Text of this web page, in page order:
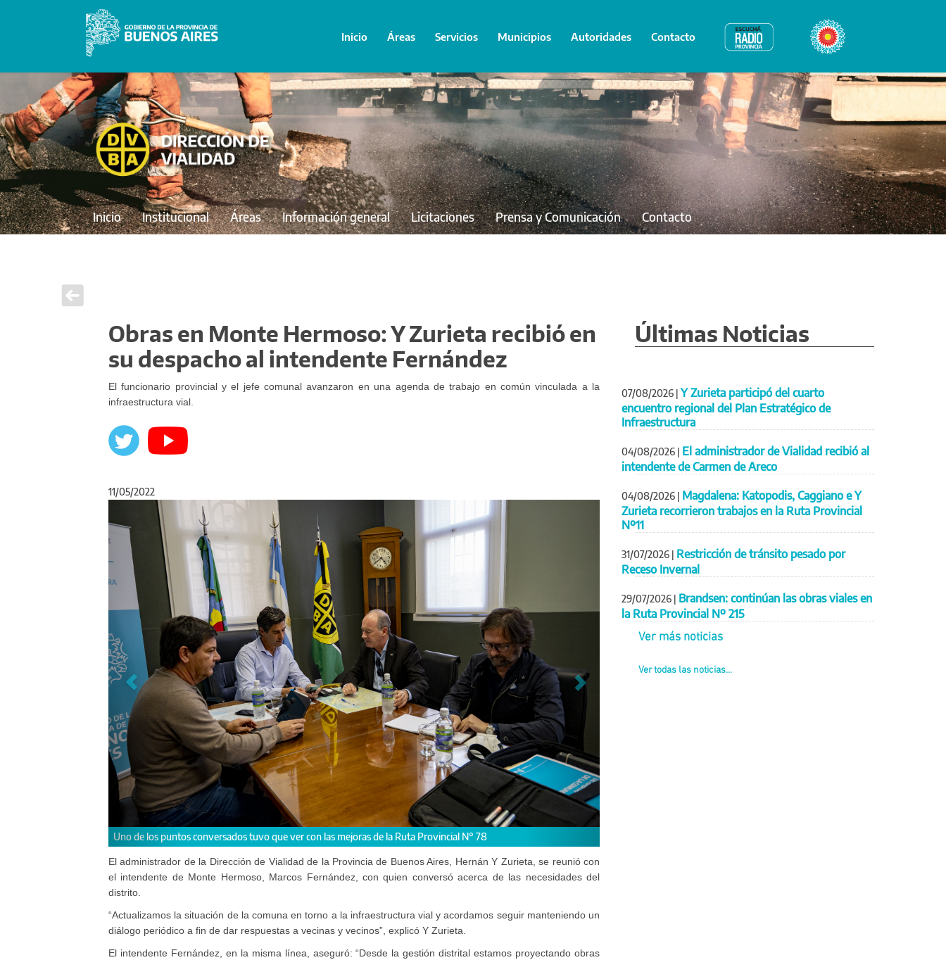
Inicio Áreas Servicios Municipios Autoridades Contacto Radio Provincia Bicentenario
Inicio Institucional Áreas Información general Licitaciones Prensa y Comunicación Contacto
Obras en Monte Hermoso: Y Zurieta recibió en
su despacho al intendente Fernández
El funcionario provincial y el jefe comunal avanzaron en una agenda de trabajo en común vinculada a la
infraestructura vial.
11/05/2022
Funcionarios y equipo técnico de Vialidad durante la mesa de trabajo.
Anterior Siguiente
El administrador de la Dirección de Vialidad de la Provincia de Buenos Aires, Hernán Y Zurieta, se reunió con
el intendente de Monte Hermoso, Marcos Fernández, con quien conversó acerca de las necesidades del
distrito.
“Actualizamos la situación de la comuna en torno a la infraestructura vial y acordamos seguir manteniendo un
diálogo periódico a fin de dar respuestas a vecinas y vecinos”, explicó Y Zurieta.
El intendente Fernández, en la misma línea, aseguró: “Desde la gestión distrital estamos proyectando obras
Últimas Noticias
07/08/2026 | Y Zurieta participó del cuarto
encuentro regional del Plan Estratégico de
Infraestructura
04/08/2026 | El administrador de Vialidad recibió al
intendente de Carmen de Areco
04/08/2026 | Magdalena: Katopodis, Caggiano e Y
Zurieta recorrieron trabajos en la Ruta Provincial
Nº11
31/07/2026 | Restricción de tránsito pesado por
Receso Invernal
29/07/2026 | Brandsen: continúan las obras viales en
la Ruta Provincial Nº 215
Ver más noticias
Ver todas las noticias...